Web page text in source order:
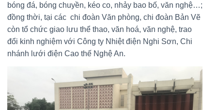
bóng đá, bóng chuyền, kéo co, nhảy bao bố, văn nghệ…;
đồng thời, tại các chi đoàn Văn phòng, chi đoàn Bản Vẽ
còn tổ chức giao lưu thể thao, văn hoá, văn nghệ, trao
đổi kinh nghiệm với Công ty Nhiệt điện Nghi Sơn, Chi
nhánh lưới điện Cao thế Nghệ An.